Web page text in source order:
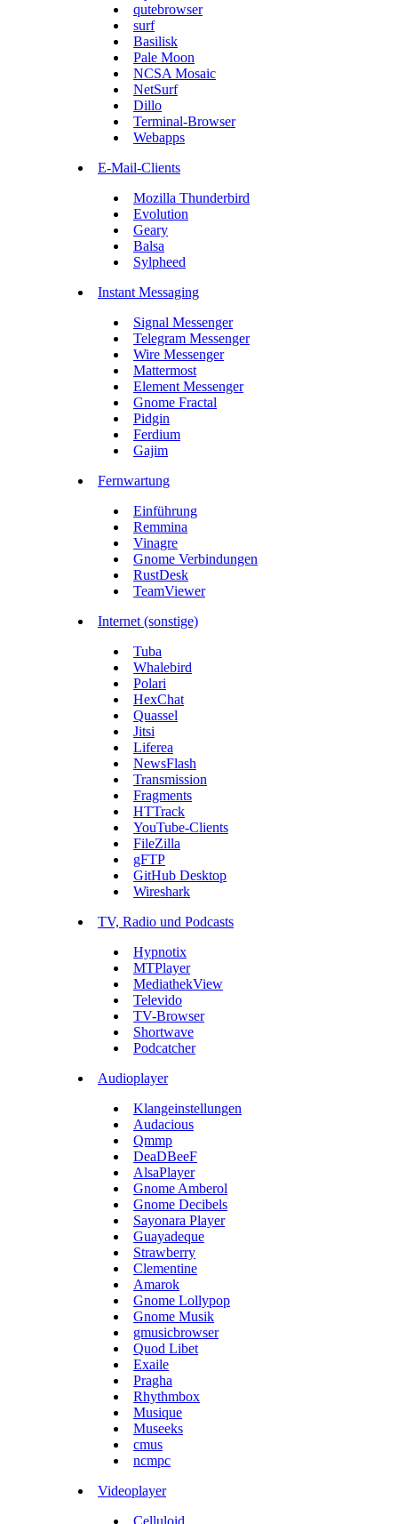
qutebrowser
surf
Basilisk
Pale Moon
NCSA Mosaic
NetSurf
Dillo
Terminal-Browser
Webapps
E-Mail-Clients
Mozilla Thunderbird
Evolution
Geary
Balsa
Sylpheed
Instant Messaging
Signal Messenger
Telegram Messenger
Wire Messenger
Mattermost
Element Messenger
Gnome Fractal
Pidgin
Ferdium
Gajim
Fernwartung
Einführung
Remmina
Vinagre
Gnome Verbindungen
RustDesk
TeamViewer
Internet (sonstige)
Tuba
Whalebird
Polari
HexChat
Quassel
Jitsi
Liferea
NewsFlash
Transmission
Fragments
HTTrack
YouTube-Clients
FileZilla
gFTP
GitHub Desktop
Wireshark
TV, Radio und Podcasts
Hypnotix
MTPlayer
MediathekView
Televido
TV-Browser
Shortwave
Podcatcher
Audioplayer
Klangeinstellungen
Audacious
Qmmp
DeaDBeeF
AlsaPlayer
Gnome Amberol
Gnome Decibels
Sayonara Player
Guayadeque
Strawberry
Clementine
Amarok
Gnome Lollypop
Gnome Musik
gmusicbrowser
Quod Libet
Exaile
Pragha
Rhythmbox
Musique
Museeks
cmus
ncmpc
Videoplayer
Celluloid